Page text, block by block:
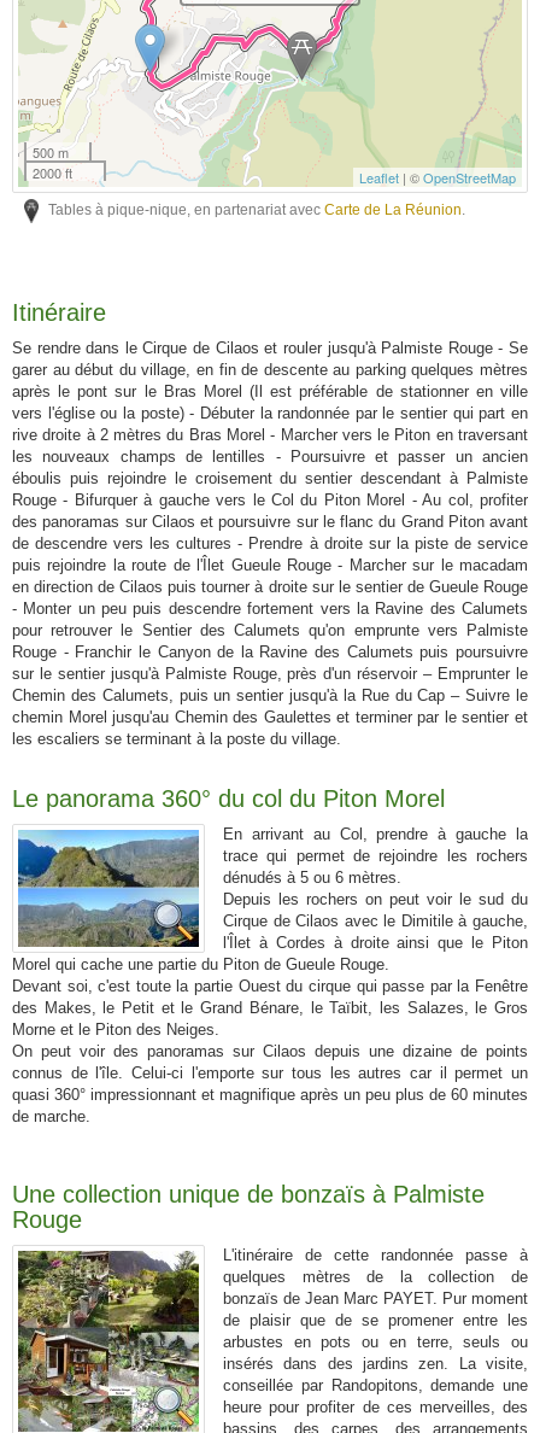
500 m
2000 ft
Leaflet | ©OpenStreetMap
Tables à pique-nique, en partenariat avecCarte de La Réunion
Itinéraire
Se rendre dans le Cirque de Cilaos et rouler jusqu'à Palmiste Rouge - Se
garer au début du village, en fin de descente au parking quelques mètres
après le pont sur le Bras Morel (Il est préférable de stationner en ville
vers l'église ou la poste) - Débuter la randonnée par le sentier qui part en
rive droite à 2 mètres du Bras Morel - Marcher vers le Piton en traversant
les nouveaux champs de lentilles - Poursuivre et passer un ancien
éboulis puis rejoindre le croisement du sentier descendant à Palmiste
Rouge - Bifurquer à gauche vers le Col du Piton Morel - Au col, profiter
des panoramas sur Cilaos et poursuivre sur le flanc du Grand Piton avant
de descendre vers les cultures - Prendre à droite sur la piste de service
puis rejoindre la route de l'Îlet Gueule Rouge - Marcher sur le macadam
en direction de Cilaos puis tourner à droite sur le sentier de Gueule Rouge
- Monter un peu puis descendre fortement vers la Ravine des Calumets
pour retrouver le Sentier des Calumets qu'on emprunte vers Palmiste
Rouge - Franchir le Canyon de la Ravine des Calumets puis poursuivre
sur le sentier jusqu'à Palmiste Rouge, près d'un réservoir – Emprunter le
Chemin des Calumets, puis un sentier jusqu'à la Rue du Cap – Suivre le
chemin Morel jusqu'au Chemin des Gaulettes et terminer par le sentier et
les escaliers se terminant à la poste du village.
Le panorama 360° du col du Piton Morel
En arrivant au Col, prendre à gauche la
trace qui permet de rejoindre les rochers
dénudés à 5 ou 6 mètres.
Depuis les rochers on peut voir le sud du
Cirque de Cilaos avec le Dimitile à gauche,
l'Îlet à Cordes à droite ainsi que le Piton
Morel qui cache une partie du Piton de Gueule Rouge.
Devant soi, c'est toute la partie Ouest du cirque qui passe par la Fenêtre
des Makes, le Petit et le Grand Bénare, le Taïbit, les Salazes, le Gros
Morne et le Piton des Neiges.
On peut voir des panoramas sur Cilaos depuis une dizaine de points
connus de l'île. Celui-ci l'emporte sur tous les autres car il permet un
quasi 360° impressionnant et magnifique après un peu plus de 60 minutes
de marche.
Une collection unique de bonzaïs à Palmiste
Rouge
L'itinéraire de cette randonnée passe à
quelques mètres de la collection de
bonzaïs de Jean Marc PAYET. Pur moment
de plaisir que de se promener entre les
arbustes en pots ou en terre, seuls ou
insérés dans des jardins zen. La visite,
conseillée par Randopitons, demande une
heure pour profiter de ces merveilles, des
bassins, des carpes, des arrangements